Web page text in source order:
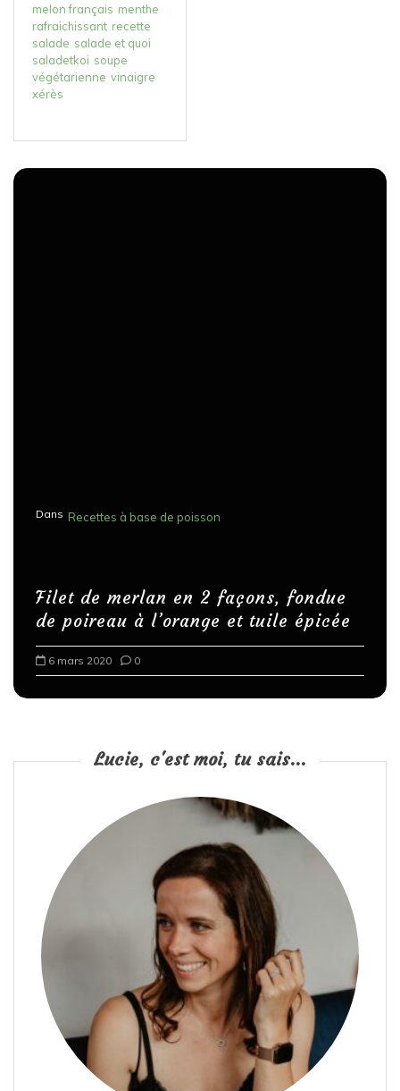
melon français menthe
rafraichissant recette
salade salade et quoi
saladetkoi soupe
végétarienne vinaigre
xérès
Dans Recettes à base de poisson
Filet de merlan en 2 façons, fondue
de poireau à l’orange et tuile épicée
6 mars 2020 0
Lucie, c'est moi, tu sais...